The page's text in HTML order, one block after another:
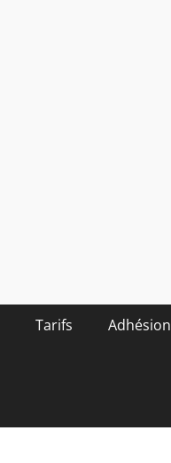
Tarifs Adhésion